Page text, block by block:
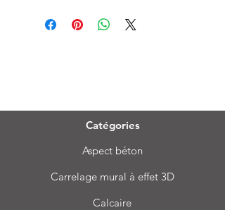
Catégories
Aspect béton
Carrelage mural à effet 3D
Calcaire